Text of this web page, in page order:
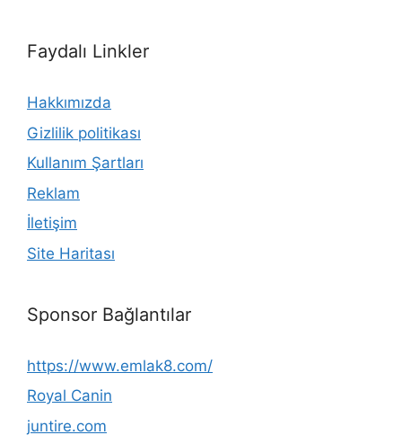
Faydalı Linkler
Hakkımızda
Gizlilik politikası
Kullanım Şartları
Reklam
İletişim
Site Haritası
Sponsor Bağlantılar
https://www.emlak8.com/
Royal Canin
juntire.com